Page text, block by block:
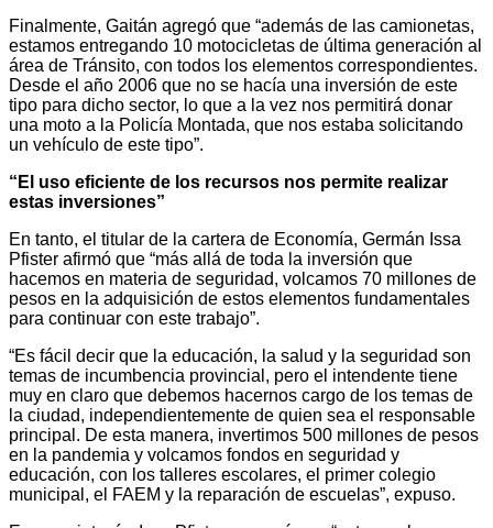
Finalmente, Gaitán agregó que “además de las camionetas,
estamos entregando 10 motocicletas de última generación al
área de Tránsito, con todos los elementos correspondientes.
Desde el año 2006 que no se hacía una inversión de este
tipo para dicho sector, lo que a la vez nos permitirá donar
una moto a la Policía Montada, que nos estaba solicitando
un vehículo de este tipo”.
“El uso eficiente de los recursos nos permite realizar
estas inversiones”
En tanto, el titular de la cartera de Economía, Germán Issa
Pfister afirmó que “más allá de toda la inversión que
hacemos en materia de seguridad, volcamos 70 millones de
pesos en la adquisición de estos elementos fundamentales
para continuar con este trabajo”.
“Es fácil decir que la educación, la salud y la seguridad son
temas de incumbencia provincial, pero el intendente tiene
muy en claro que debemos hacernos cargo de los temas de
la ciudad, independientemente de quien sea el responsable
principal. De esta manera, invertimos 500 millones de pesos
en la pandemia y volcamos fondos en seguridad y
educación, con los talleres escolares, el primer colegio
municipal, el FAEM y la reparación de escuelas”, expuso.